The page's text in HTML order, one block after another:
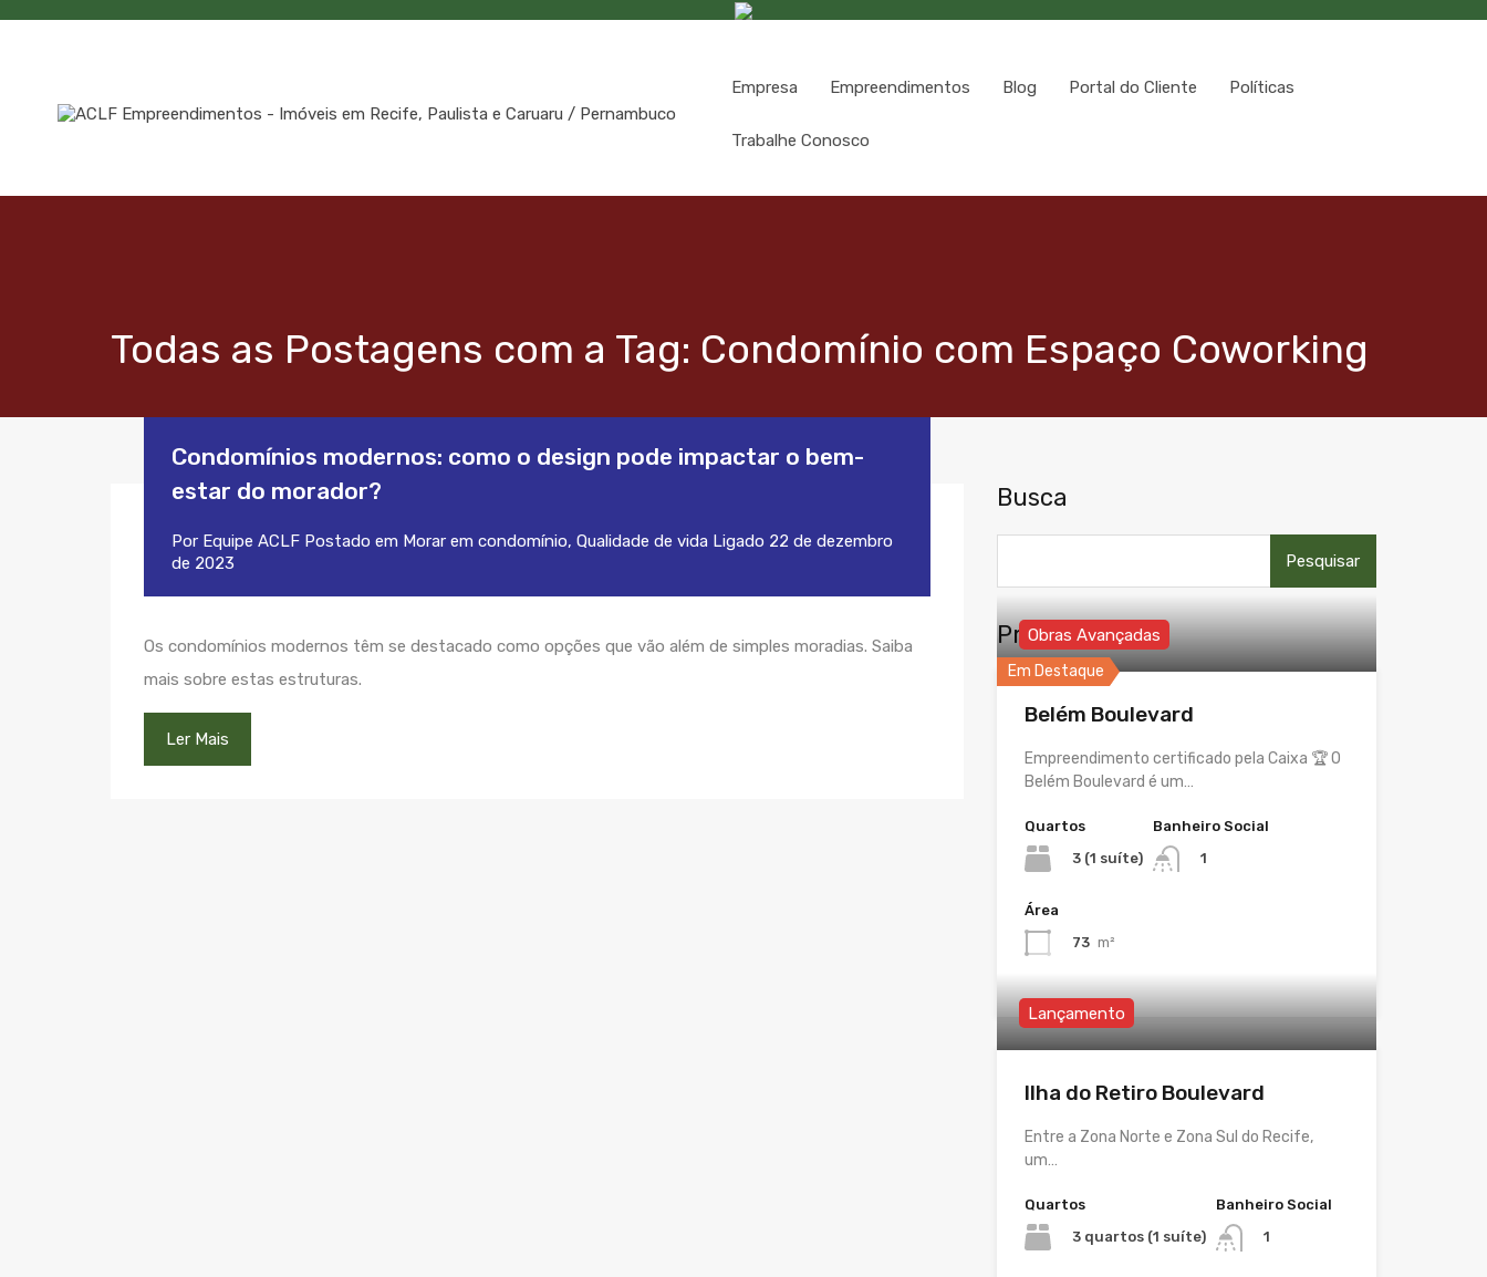
Empresa Empreendimentos Blog Portal do Cliente Políticas
Trabalhe Conosco
Todas as Postagens com a Tag: Condomínio com Espaço Coworking
Condomínios modernos: como o design pode impactar o bem-
estar do morador?
Por Equipe ACLF Postado em Morar em condomínio, Qualidade de vida Ligado 22 de dezembro
de 2023
Os condomínios modernos têm se destacado como opções que vão além de simples moradias. Saiba
mais sobre estas estruturas.
Ler Mais
Busca
por:
Propriedades
Em Destaque
Obras Avançadas
Belém Boulevard
Empreendimento certificado pela Caixa 🏆 O
Belém Boulevard é um…
Quartos
3 (1 suíte)
Banheiro Social
1
Área
73 m²
Lançamento
Ilha do Retiro Boulevard
Entre a Zona Norte e Zona Sul do Recife,
um…
Quartos
3 quartos (1 suíte)
Banheiro Social
1